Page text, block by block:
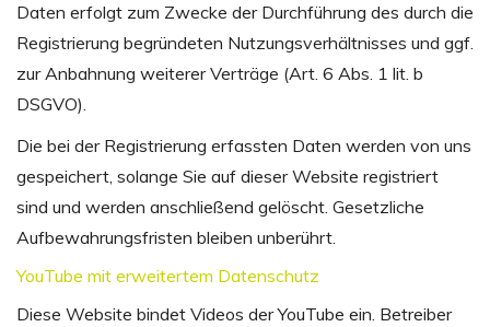
Daten erfolgt zum Zwecke der Durchführung des durch die
Registrierung begründeten Nutzungsverhältnisses und ggf.
zur Anbahnung weiterer Verträge (Art. 6 Abs. 1 lit. b
DSGVO).
Die bei der Registrierung erfassten Daten werden von uns
gespeichert, solange Sie auf dieser Website registriert
sind und werden anschließend gelöscht. Gesetzliche
Aufbewahrungsfristen bleiben unberührt.
YouTube mit erweitertem Datenschutz
Diese Website bindet Videos der YouTube ein. Betreiber